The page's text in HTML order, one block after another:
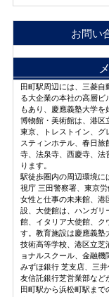
お問い
田町駅周辺には、三菱
る大企業の本社の高層
もあり、慶應義塾大学を
博物館・美術館は、港区
東京、トレストイン、グ
スティンホテル、春日旅
寺、法泉寺、西慶寺、法
ります。
駅徒歩圏内の周辺環境に
視庁 三田警察署、東京
女性と仕事の未来館、港
設、大使館は、ハンガリ
館、イタリア大使館、ク
す。教育施設は慶應義塾
技術高等学校、港区立芝
ョナルスクール、金融機
みずほ銀行 芝支店、三
友信託銀行芝営業部など
田町駅から浜松町駅ま